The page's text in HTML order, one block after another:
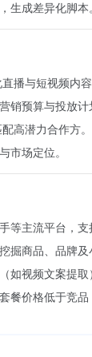
生成差异化脚本。
播与短视频内容
销预算与投放计
高潜力合作方。
市场定位。
等主流平台，支
掘商品、品牌
如视频文案提取
餐价格低于竞品